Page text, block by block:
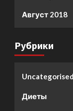
Август 2018
Рубрики
Uncategorised
Диеты